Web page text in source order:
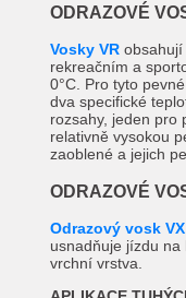
ODRAZOVÉ
Vosky VR obsahují
rekreačním a
0°C. Pro tyto
dva specifické
rozsahy, jeden pro
relativně vysokou
zaoblené a jejich
ODRAZOVÉ
Odrazový vosk VX
usnadňuje jízdu
vrchní vrstva.